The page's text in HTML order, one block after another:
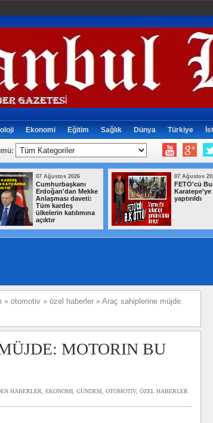
Ekonomi Eğitim Sağlık Dünya Türkiye
07 Ağustos 2026
Cumhurbaşkanı
Erdoğan'dan Mekke
Anlaşması daveti:
Tüm kardeş
ülkelerin katılımına
açıktır
07 Ağustos
FETÖ'cü
Karatepe'ye
yaptırıldı
» otomotiv » özel haberler » Araç sahiplerine müjde:
MOTORIN BU
HABERLER, EKONOMI, GÜNDEM, OTOMOTIV, ÖZEL HABERLER